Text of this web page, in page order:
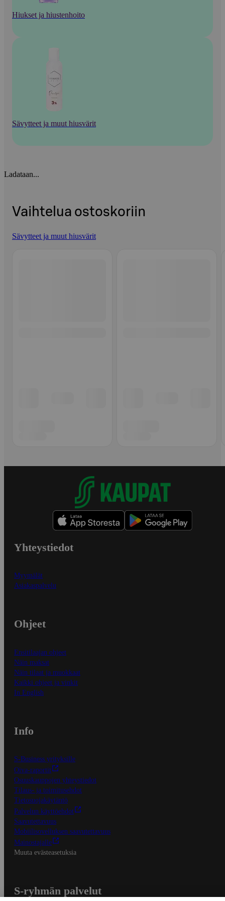
Hiukset ja hiustenhoito
Sävytteet ja muut hiusvärit
Ladataan...
Vaihtelua ostoskoriin
Sävytteet ja muut hiusvärit
Yhteystiedot
Myymälät
Asiakaspalvelu
Ohjeet
Ensitilaajan ohjeet
Näin maksat
Näin tilaat ja muokkaat
Kaikki ohjeet ja vinkit
In English
Info
S-Business yrityksille
Oiva-raportit
Osuuskauppojen yhteystiedot
Tilaus- ja toimitusehdot
Tietosuojakäytäntö
Palvelun käyttöehdot
Saavutettavuus
Mobiilisovelluksen saavutettavuus
Mainostajalle
Muuta evästeasetuksia
S-ryhmän palvelut